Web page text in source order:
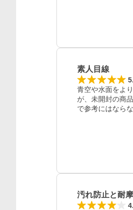
素人目線
青空や水面をよ
が、未開封の商
で参考にはなら
汚れ防止と耐